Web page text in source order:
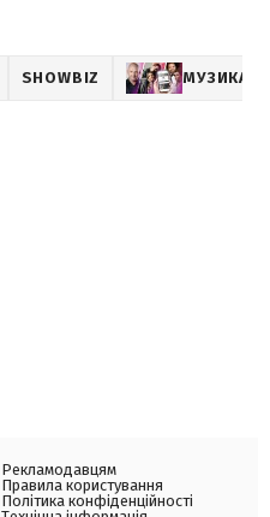
SHOWBIZ МУЗИКА
Рекламодавцям
Правила користування
Політика конфіденційності